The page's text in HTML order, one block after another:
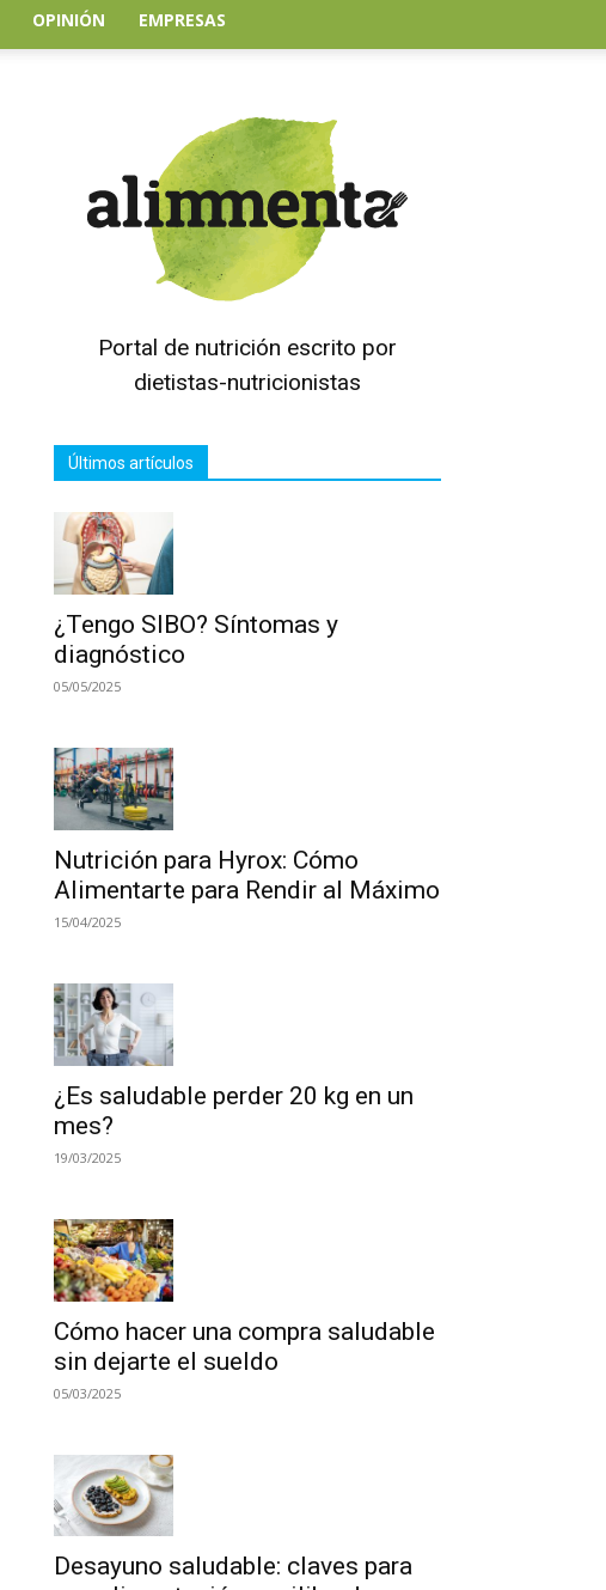
OPINIÓN EMPRESAS
Portal de nutrición escrito por
dietistas-nutricionistas
Últimos artículos
¿Tengo SIBO? Síntomas y
diagnóstico
05/05/2025
Nutrición para Hyrox: Cómo
Alimentarte para Rendir al Máximo
15/04/2025
¿Es saludable perder 20 kg en un
mes?
19/03/2025
Cómo hacer una compra saludable
sin dejarte el sueldo
05/03/2025
Desayuno saludable: claves para